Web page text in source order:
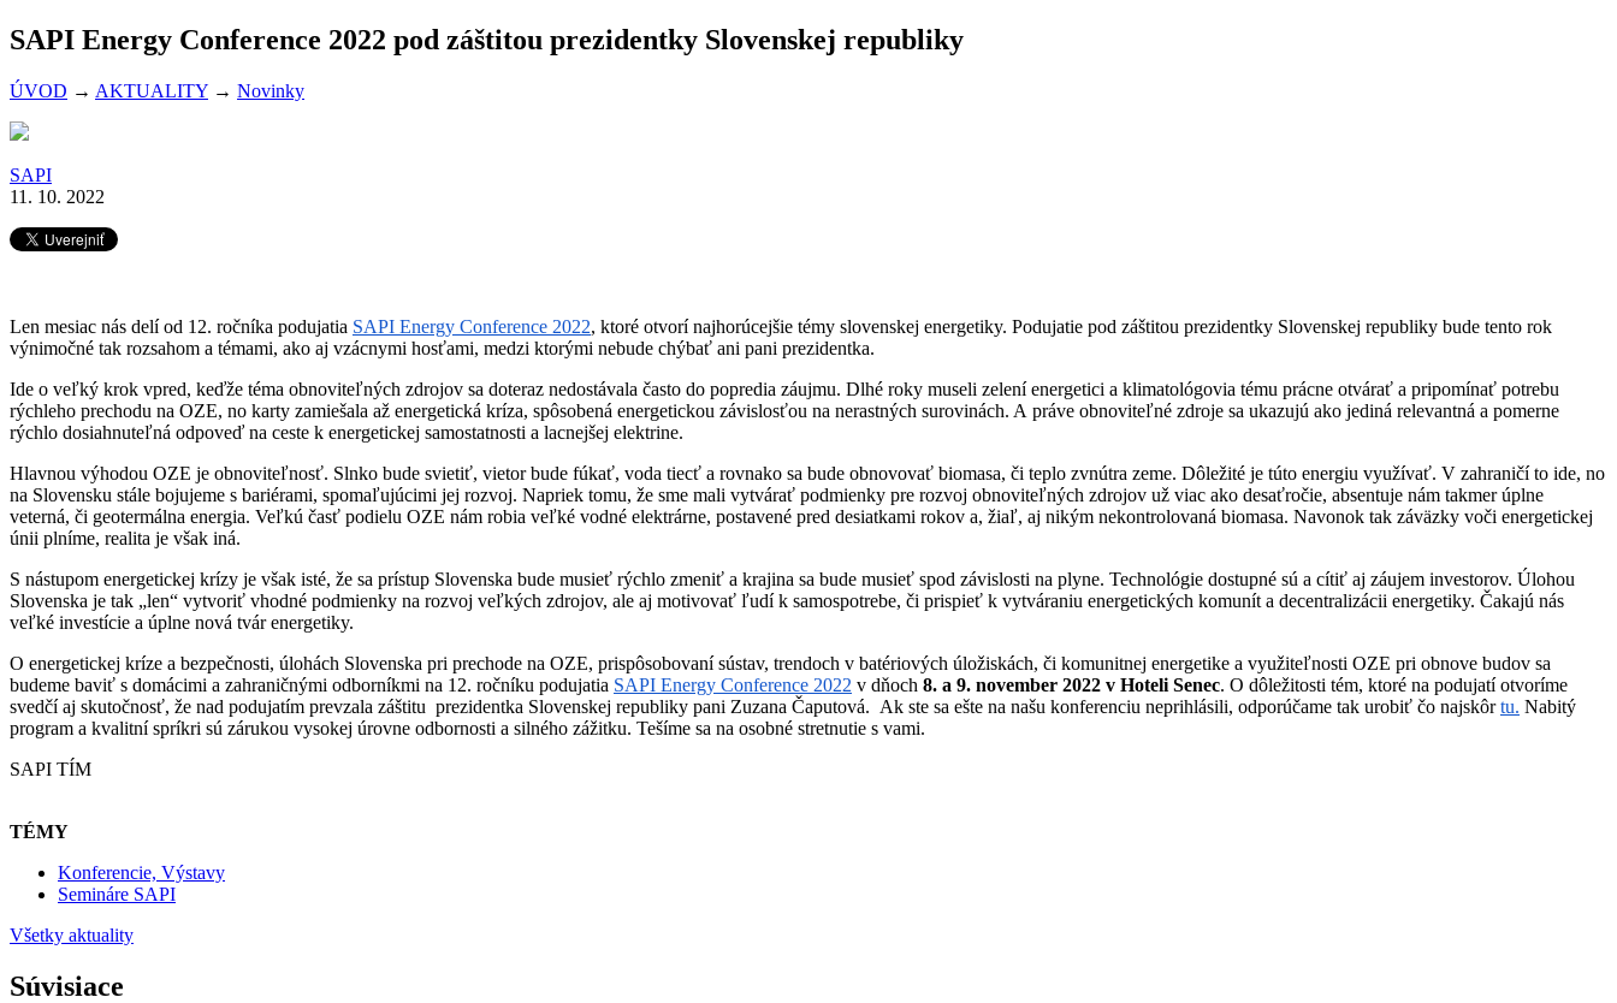
SAPI Energy Conference 2022 pod záštitou prezidentky Slovenskej republiky
ÚVOD → AKTUALITY → Novinky
SAPI
11. 10. 2022
Len mesiac nás delí od 12. ročníka podujatia SAPI Energy Conference 2022, ktoré otvorí najhorúcejšie témy slovenskej energetiky. Podujatie pod záštitou prezidentky Slovenskej republiky bude tento rok
výnimočné tak rozsahom a témami, ako aj vzácnymi hosťami, medzi ktorými nebude chýbať ani pani prezidentka.
Ide o veľký krok vpred, keďže téma obnoviteľných zdrojov sa doteraz nedostávala často do popredia záujmu. Dlhé roky museli zelení energetici a klimatológovia tému prácne otvárať a pripomínať potrebu
rýchleho prechodu na OZE, no karty zamiešala až energetická kríza, spôsobená energetickou závislosťou na nerastných surovinách. A práve obnoviteľné zdroje sa ukazujú ako jediná relevantná a pomerne
rýchlo dosiahnuteľná odpoveď na ceste k energetickej samostatnosti a lacnejšej elektrine.
Hlavnou výhodou OZE je obnoviteľnosť. Slnko bude svietiť, vietor bude fúkať, voda tiecť a rovnako sa bude obnovovať biomasa, či teplo zvnútra zeme. Dôležité je túto energiu využívať. V zahraničí to ide, no
na Slovensku stále bojujeme s bariérami, spomaľujúcimi jej rozvoj. Napriek tomu, že sme mali vytvárať podmienky pre rozvoj obnoviteľných zdrojov už viac ako desaťročie, absentuje nám takmer úplne
veterná, či geotermálna energia. Veľkú časť podielu OZE nám robia veľké vodné elektrárne, postavené pred desiatkami rokov a, žiaľ, aj nikým nekontrolovaná biomasa. Navonok tak záväzky voči energetickej
únii plníme, realita je však iná.
S nástupom energetickej krízy je však isté, že sa prístup Slovenska bude musieť rýchlo zmeniť a krajina sa bude musieť spod závislosti na plyne. Technológie dostupné sú a cítiť aj záujem investorov. Úlohou
Slovenska je tak „len“ vytvoriť vhodné podmienky na rozvoj veľkých zdrojov, ale aj motivovať ľudí k samospotrebe, či prispieť k vytváraniu energetických komunít a decentralizácii energetiky. Čakajú nás
veľké investície a úplne nová tvár energetiky.
O energetickej kríze a bezpečnosti, úlohách Slovenska pri prechode na OZE, prispôsobovaní sústav, trendoch v batériových úložiskách, či komunitnej energetike a využiteľnosti OZE pri obnove budov sa
budeme baviť s domácimi a zahraničnými odborníkmi na 12. ročníku podujatia SAPI Energy Conference 2022 v dňoch 8. a 9. november 2022 v Hoteli Senec. O dôležitosti tém, ktoré na podujatí otvoríme
svedčí aj skutočnosť, že nad podujatím prevzala záštitu prezidentka Slovenskej republiky pani Zuzana Čaputová. Ak ste sa ešte na našu konferenciu neprihlásili, odporúčame tak urobiť čo najskôrtu. Nabitý
program a kvalitní spríkri sú zárukou vysokej úrovne odbornosti a silného zážitku. Tešíme sa na osobné stretnutie s vami.
SAPI TÍM
TÉMY
Konferencie, Výstavy
Semináre SAPI
Všetky aktuality
Súvisiace